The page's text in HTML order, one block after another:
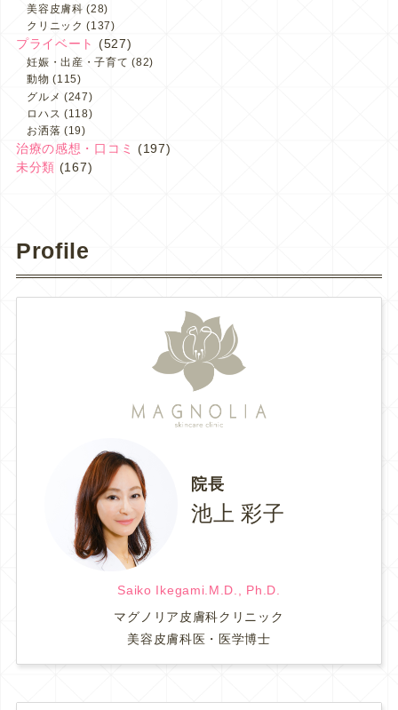
美容皮膚科 (28)
クリニック (137)
プライベート (527)
妊娠・出産・子育て (82)
動物 (115)
グルメ (247)
ロハス (118)
お洒落 (19)
治療の感想・口コミ
(197)
未分類 (167)
Profile
院長
池上 彩子
Saiko Ikegami.M.D., Ph.D.
マグノリア皮膚科クリニック
美容皮膚科医・医学博士